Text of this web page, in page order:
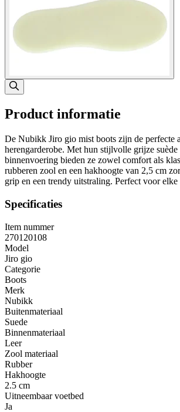
Product informatie
De Nubikk Jiro gio mist boots zijn de perfecte
herengarderobe. Met hun stijlvolle grijze suède
binnenvoering bieden ze zowel comfort als
rubberen zool en een hakhoogte van 2,5 cm
grip en een trendy uitstraling. Perfect voor elke
Specificaties
Item nummer
270120108
Model
Jiro gio
Categorie
Boots
Merk
Nubikk
Buitenmateriaal
Suede
Binnenmateriaal
Leer
Zool materiaal
Rubber
Hakhoogte
2.5 cm
Uitneembaar voetbed
Ja